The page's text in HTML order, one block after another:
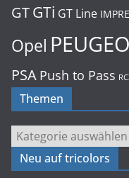
GTGTi GT Line
Opel
PSA Push to Pass
Themen
Themen
Neu auf tricolors